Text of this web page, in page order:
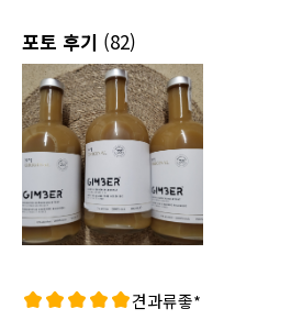
포토 후기 (82)
견과류좋*